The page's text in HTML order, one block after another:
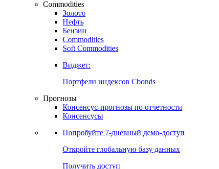
Commodities
Золото
Нефть
Бензин
Commodities
Soft Commodities
Виджет:
Портфели индексов Cbonds
Прогнозы
Консенсус-прогнозы по отчетности
Консенсусы
Попробуйте 7-дневный демо-доступ
Откройте глобальную базу данных
Получить доступ